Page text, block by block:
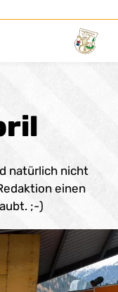
natürlich nicht
einen
;-)